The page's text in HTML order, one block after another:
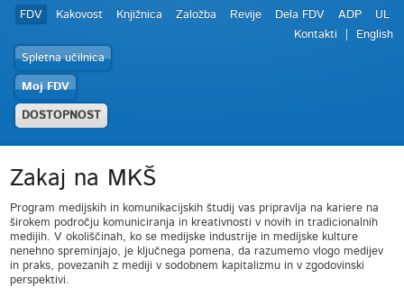
FDV Kakovost Knjižnica Založba Revije Dela FDV ADP
UL
Kontakti
English
Spletna učilnica
Moj FDV
DOSTOPNOST
Zakaj na MKŠ
Program medijskih in komunikacijskih študij vas pripravlja na kariere na
širokem področju komuniciranja in kreativnosti v novih in tradicionalnih
medijih. V okoliščinah, ko se medijske industrije in medijske kulture
nenehno spreminjajo, je ključnega pomena, da razumemo vlogo medijev
in praks, povezanih z mediji v sodobnem kapitalizmu in v zgodovinski
perspektivi.